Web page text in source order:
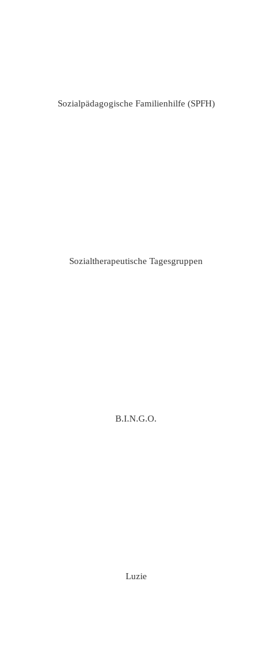
Sozialpädagogische Familienhilfe (SPFH)
Sozialtherapeutische Tagesgruppen
B.I.N.G.O.
Luzie